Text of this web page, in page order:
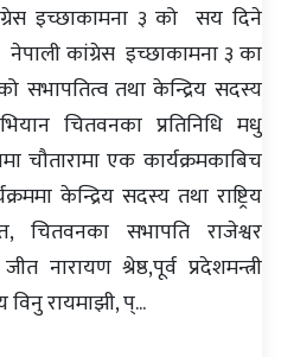
इच्छाकामना ३ को सय दिने
कांग्रेस इच्छाकामना ३ का
सभापतित्व तथा केन्द्रिय सदस्य
चितवनका प्रतिनिधि मधु
चौतारामा एक कार्यक्रमकाबिच
केन्द्रिय सदस्य तथा राष्ट्रिय
सभापति राजेश्वर
नारायण श्रेष्ठ,पूर्व प्रदेशमन्त्री
रायमाझी, प्...